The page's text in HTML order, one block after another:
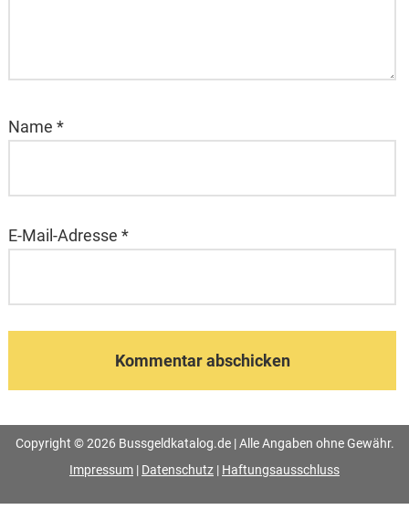
Name *
E-Mail-Adresse *
Copyright © 2026 Bussgeldkatalog.de | Alle Angaben ohne Gewähr.
Impressum | Datenschutz | Haftungsausschluss